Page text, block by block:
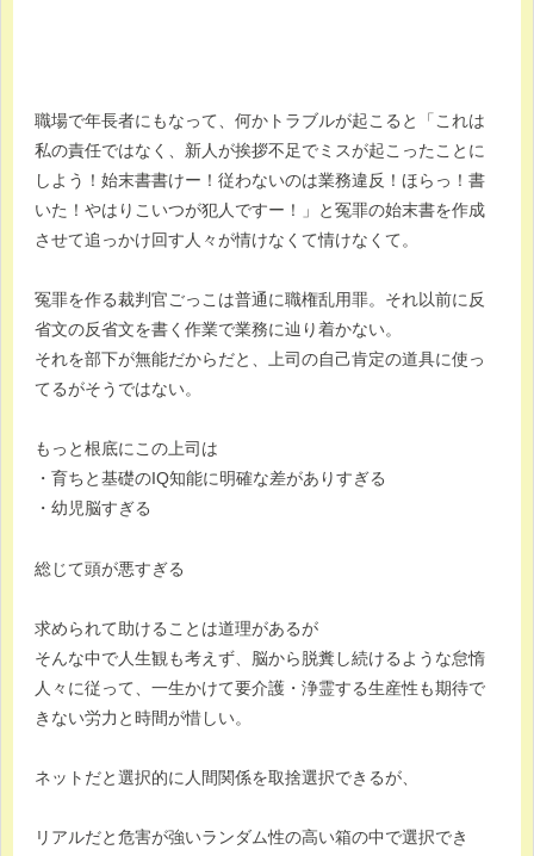
職場で年長者にもなって、何かトラブルが起こると「これは
私の責任ではなく、新人が挨拶不足でミスが起こったことに
しよう！始末書書けー！従わないのは業務違反！ほらっ！書
いた！やはりこいつが犯人ですー！」と冤罪の始末書を作成
させて追っかけ回す人々が情けなくて情けなくて。
冤罪を作る裁判官ごっこは普通に職権乱用罪。それ以前に反
省文の反省文を書く作業で業務に辿り着かない。
それを部下が無能だからだと、上司の自己肯定の道具に使っ
てるがそうではない。
もっと根底にこの上司は
・育ちと基礎のIQ知能に明確な差がありすぎる
・幼児脳すぎる
総じて頭が悪すぎる
求められて助けることは道理があるが
そんな中で人生観も考えず、脳から脱糞し続けるような怠惰
人々に従って、一生かけて要介護・浄霊する生産性も期待で
きない労力と時間が惜しい。
ネットだと選択的に人間関係を取捨選択できるが、
リアルだと危害が強いランダム性の高い箱の中で選択でき